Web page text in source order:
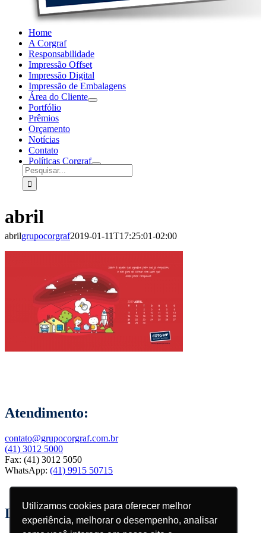
Utilizamos cookies para oferecer melhor
experiência, melhorar o desempenho, analisar
Home
A Corgraf
Responsabilidade
Impressão Offset
Impressão Digital
Impressão de Embalagens
Área do Cliente
Portfólio
Prêmios
Orçamento
Notícias
Contato
Políticas Corgraf
Buscar
resultados
para:
abril
abrilgrupocorgraf2019-01-11T17:25:01-02:00
Atendimento:
contato@grupocorgraf.com.br
(41) 3012 5000
Fax: (41) 3012 5050
WhatsApp: (41) 9915 50715
Localização: